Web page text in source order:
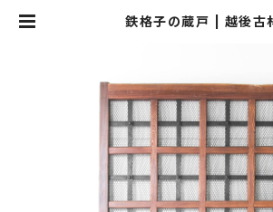
鉄格子の蔵戸 | 越後古